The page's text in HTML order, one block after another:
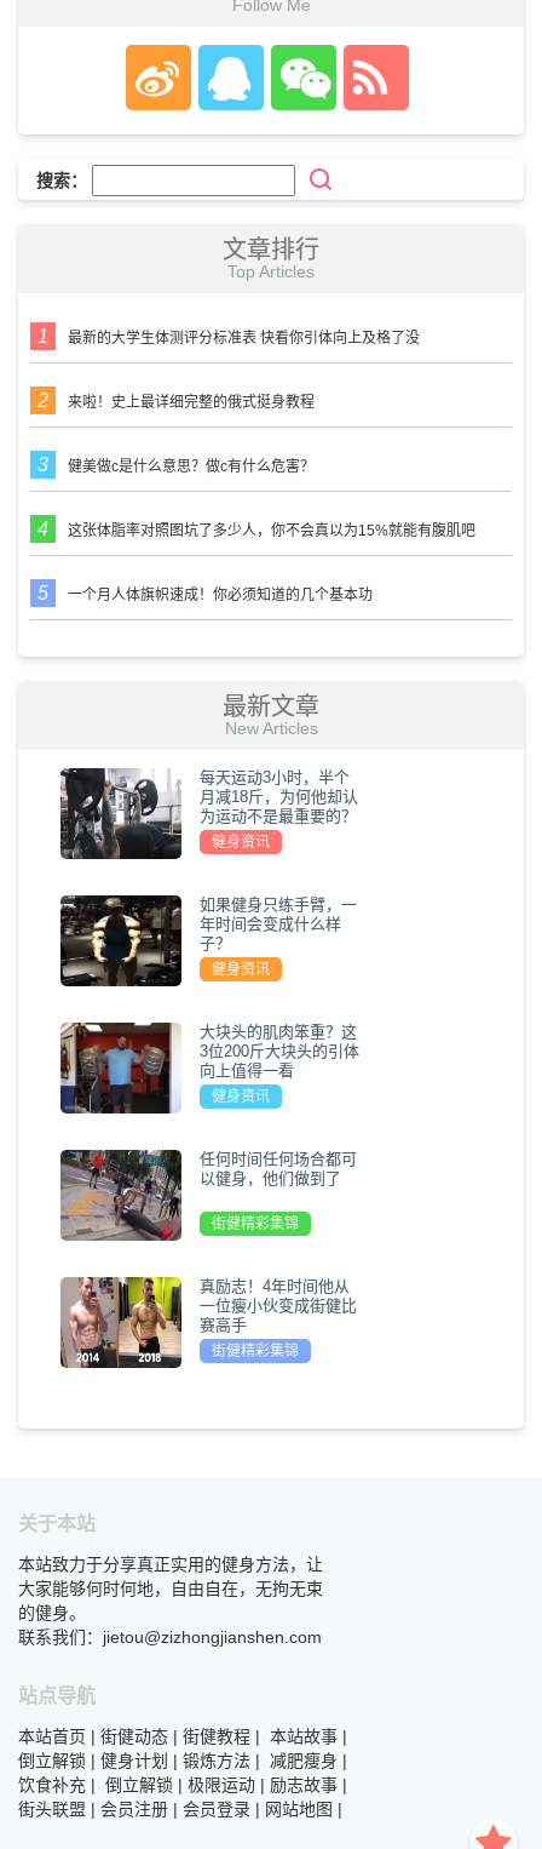
Follow Me
搜索：
文章排行
Top Articles
最新的大学生体测评分标准表 快看你引体向上及格了没
来啦！史上最详细完整的俄式挺身教程
健美做c是什么意思？做c有什么危害？
这张体脂率对照图坑了多少人，你不会真以为15%就能有腹肌吧
一个月人体旗帜速成！你必须知道的几个基本功
最新文章
New Articles
每天运动3小时，半个
月减18斤，为何他却认
为运动不是最重要的？
健身资讯
如果健身只练手臂，一
年时间会变成什么样
子？
健身资讯
大块头的肌肉笨重？这
3位200斤大块头的引体
向上值得一看
健身资讯
任何时间任何场合都可
以健身，他们做到了
街健精彩集锦
真励志！4年时间他从
一位瘦小伙变成街健比
赛高手
街健精彩集锦
关于本站
本站致力于分享真正实用的健身方法，让
大家能够何时何地，自由自在，无拘无束
的健身。
联系我们：jietou@zizhongjianshen.com
站点导航
本站首页 | 街健动态 | 街健教程 | 本站故事 |
倒立解锁 | 健身计划 | 锻炼方法 | 减肥瘦身 |
饮食补充 | 倒立解锁 | 极限运动 | 励志故事 |
街头联盟 | 会员注册 | 会员登录 | 网站地图 |